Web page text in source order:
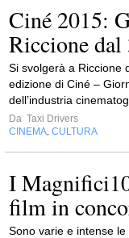
Ciné 2015:
Riccione
Si svolgerà a Riccione
edizione di Ciné –
dell’industria
Da Taxi Drivers
CINEMA CULTURA
I
film in
Sono varie e intense